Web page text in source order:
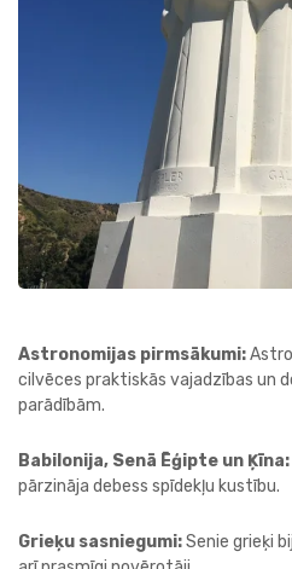
Astronomijas pirmsākumi:
cilvēces praktiskās vajadzības un
parādībām.
Babilonija, Senā Ēģipte un Ķīna:
pārzināja debess spīdekļu kustību.
Grieķu sasniegumi:Senie grieķi